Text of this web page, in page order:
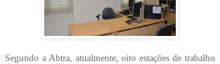
Segundo a Abtra, atualmente, oito estações de trabalho